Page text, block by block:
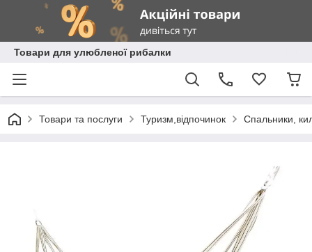
Товари для улюбленої рибалки
Товари та послуги Туризм,відпочинок Спальники,